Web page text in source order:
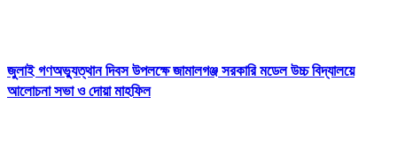
জুলাই গণঅভ্যুত্থান দিবস উপলক্ষে জামালগঞ্জ সরকারি মডেল উচ্চ বিদ্যালয়ে
আলোচনা সভা ও দোয়া মাহফিল